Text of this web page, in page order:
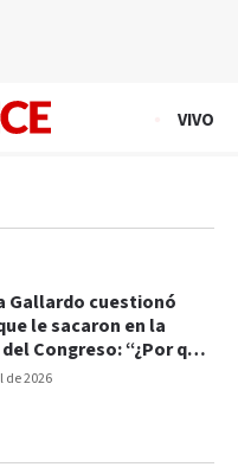
VIVO
de 2026
Gallardo cuestionó
le sacaron en la
Congreso: “¿Por qué
una foto a esta…?”